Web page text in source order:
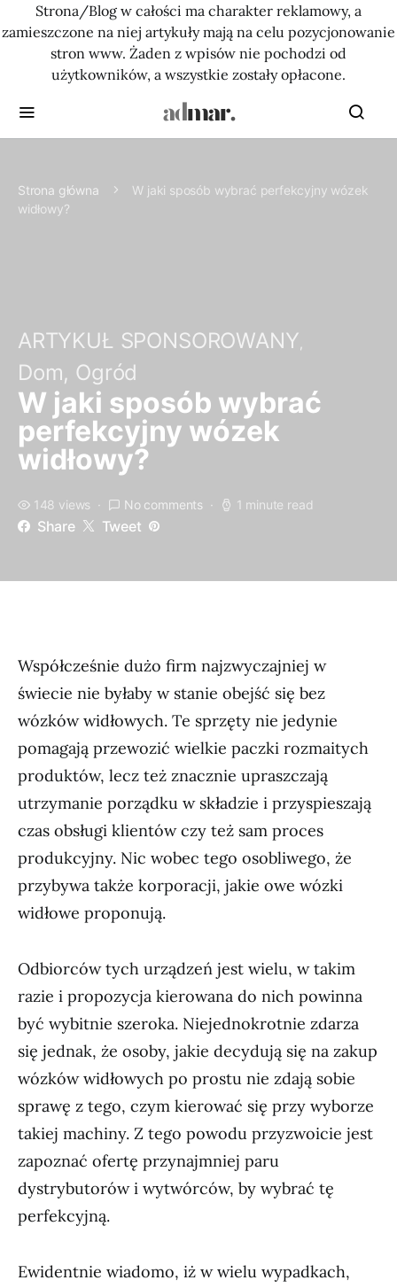
Strona/Blog w całości ma charakter reklamowy, a
zamieszczone na niej artykuły mają na celu pozycjonowanie
stron www. Żaden z wpisów nie pochodzi od
użytkowników, a wszystkie zostały opłacone.
Strona główna
W jaki sposób wybrać perfekcyjny wózek
widłowy?
ARTYKUŁ SPONSOROWANY
Dom, Ogród
W jaki sposób wybrać
perfekcyjny wózek
widłowy?
148 views No comments 1 minute read
Share Tweet
Współcześnie dużo firm najzwyczajniej w
świecie nie byłaby w stanie obejść się bez
wózków widłowych. Te sprzęty nie jedynie
pomagają przewozić wielkie paczki rozmaitych
produktów, lecz też znacznie upraszczają
utrzymanie porządku w składzie i przyspieszają
czas obsługi klientów czy też sam proces
produkcyjny. Nic wobec tego osobliwego, że
przybywa także korporacji, jakie owe wózki
widłowe proponują.
Odbiorców tych urządzeń jest wielu, w takim
razie i propozycja kierowana do nich powinna
być wybitnie szeroka. Niejednokrotnie zdarza
się jednak, że osoby, jakie decydują się na zakup
wózków widłowych po prostu nie zdają sobie
sprawę z tego, czym kierować się przy wyborze
takiej machiny. Z tego powodu przyzwoicie jest
zapoznać ofertę przynajmniej paru
dystrybutorów i wytwórców, by wybrać tę
perfekcyjną.
Ewidentnie wiadomo, iż w wielu wypadkach,